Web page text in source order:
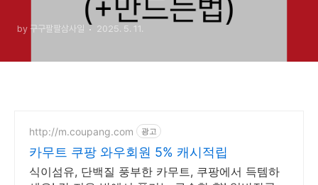
by 구구팔팔삼사일 2025. 5. 11.
http://m.coupang.com 광고
카무트 쿠팡 와우회원 5% 캐시적립
식이섬유, 단백질 풍부한 카무트, 쿠팡에서 득템하